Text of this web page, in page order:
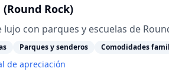
Rock)
con parques y escuelas de
Parques y senderos Comodidades
de apreciación